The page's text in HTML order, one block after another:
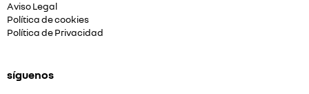
Aviso Legal
Política de cookies
Política de Privacidad
síguenos